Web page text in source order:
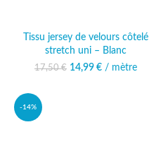
Tissu jersey de velours côtelé
stretch uni – Blanc
17,50€
Le prix initial était :
14,99 €
Le prix
/ mètre
-14%